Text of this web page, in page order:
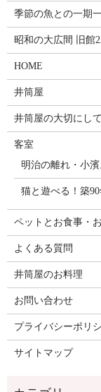
季節の魚との一期
昭和の大広間 旧館
HOME
井筒屋
井筒屋の大切にし
客室
明治の離れ・小
猫と遊べる！築
ペットとお食事・
よくある質問
井筒屋のお料理
お問い合わせ
プライバシーポリ
サイトマップ